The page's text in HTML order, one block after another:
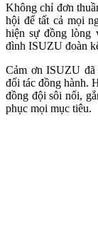
Không chỉ đơn
hội để tất cả mọi
hiện sự đồng lòng
đình ISUZU đoàn
Cảm ơn ISUZU
đối tác đồng hành.
đồng đội sôi nổi,
phục mọi mục tiêu.